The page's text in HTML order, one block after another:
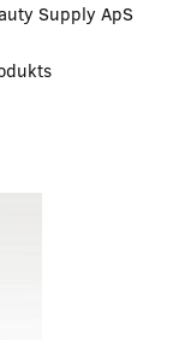
Supply ApS